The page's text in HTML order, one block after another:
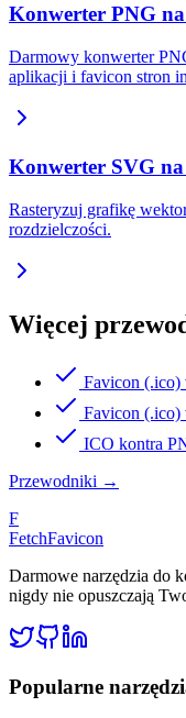
Konwerter PNG
Darmowy konwerter
aplikacji i favicon stron
Konwerter SVG
Rasteryzuj grafikę
rozdzielczości.
Więcej
Favicon (.ico)
Favicon (.ico)
ICO kontra
Przewodniki →
F
FetchFavicon
Darmowe narzędzia do
nigdy nie opuszczają
Popularne